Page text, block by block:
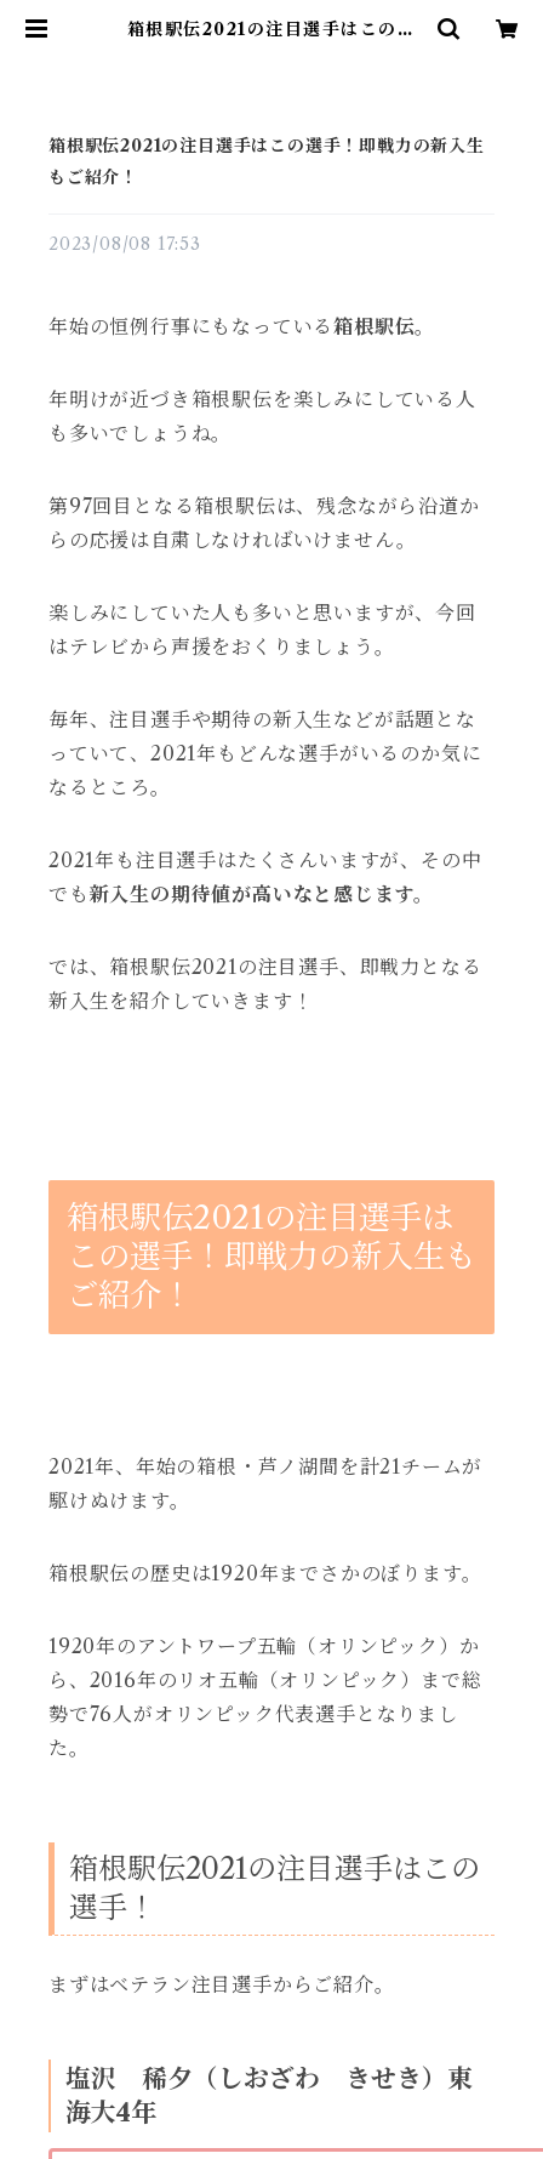
箱根駅伝2021の注目選手はこの選
箱根駅伝2021の注目選手はこの選手！即戦力の新入生
もご紹介！
2023/08/08 17:53
年始の恒例行事にもなっている箱根駅伝。
年明けが近づき箱根駅伝を楽しみにしている人
も多いでしょうね。
第97回目となる箱根駅伝は、残念ながら沿道か
らの応援は自粛しなければいけません。
楽しみにしていた人も多いと思いますが、今回
はテレビから声援をおくりましょう。
毎年、注目選手や期待の新入生などが話題とな
っていて、2021年もどんな選手がいるのか気に
なるところ。
2021年も注目選手はたくさんいますが、その中
でも 新入生の期待値が高いなと感じます。
では、箱根駅伝2021の注目選手、即戦力となる
新入生を紹介していきます！
箱根駅伝2021の注目選手は
この選手！即戦力の新入生も
ご紹介！
2021年、年始の箱根・芦ノ湖間を計21チームが
駆けぬけます。
箱根駅伝の歴史は1920年までさかのぼります。
1920年のアントワープ五輪（オリンピック）か
ら、2016年のリオ五輪（オリンピック）まで総
勢で76人がオリンピック代表選手となりまし
た。
箱根駅伝2021の注目選手はこの
選手！
まずはベテラン注目選手からご紹介。
塩沢 稀夕（しおざわ きせき）東
海大4年